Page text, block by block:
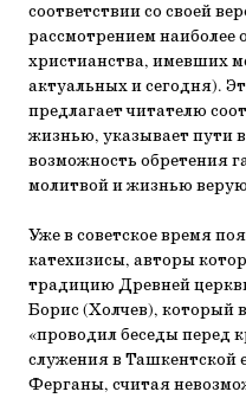
соответствии со своей
рассмотрением наиболее
христианства, имевших
актуальных и сегодня).
предлагает читателю
жизнью, указывает пути
возможность обретения
молитвой и жизнью
Уже в советское время
катехизисы, авторы
традицию Древней
Борис (Холчев), который
«проводил беседы перед
служения в Ташкентской
Ферганы, считая